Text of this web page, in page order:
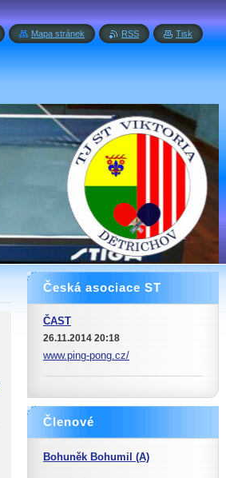
Česká asociace ST
ČAST
26.11.2014 20:18
www.ping-pong.cz/
Členové
Bohuněk Bohumil (A)
Mapa stránek RSS Tisk